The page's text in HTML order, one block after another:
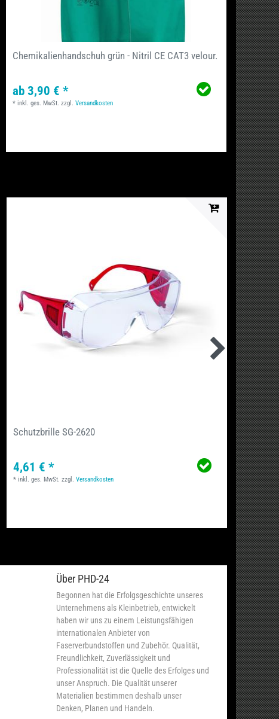
Chemikalienhandschuh grün - Nitril CE CAT3 velour.
ab 3,90 € *
*inkl. ges. MwSt. zzgl.Versandkosten
ab
1 Paar |
*inkl.
Schutzbrille SG-2620
4,61 € *
* inkl. ges. MwSt. zzgl. Versandkosten
1
6,84
*inkl.
Über PHD-24
Begonnen hat die Erfolgsgeschichte unseres
Unternehmens als Kleinbetrieb, entwickelt
haben wir uns zu einem Leistungsfähigen
internationalen Anbieter von
Faserverbundstoffen und Zubehör. Qualität,
Freundlichkeit, Zuverlässigkeit und
Professionalität ist die Quelle des Erfolges und
unser Anspruch. Die Qualität unserer
Materialien bestimmen deshalb unser
Denken, Planen und Handeln.